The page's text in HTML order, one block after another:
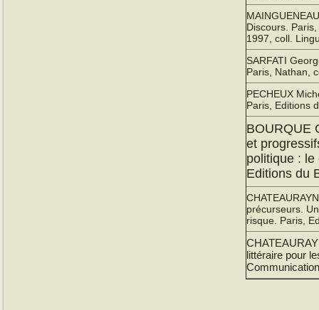
Discours.
1997, coll.
SARFATI
Paris, Nathan,
PECHEUX
Paris, Editions
BOURQUE
et
politique :
Editions du
précurseurs.
risque. Paris,
littéraire pour